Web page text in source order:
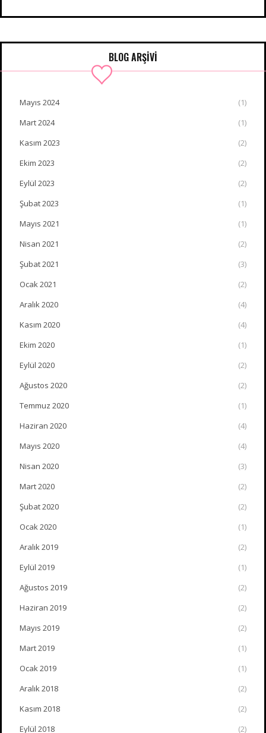
BLOG ARŞİVİ
Mayıs 2024
(1)
Mart 2024
(1)
Kasım 2023
(2)
Ekim 2023
(2)
Eylül 2023
(2)
Şubat 2023
(1)
Mayıs 2021
(1)
Nisan 2021
(2)
Şubat 2021
(3)
Ocak 2021
(2)
Aralık 2020
(4)
Kasım 2020
(4)
Ekim 2020
(1)
Eylül 2020
(2)
Ağustos 2020
(2)
Temmuz 2020
(1)
Haziran 2020
(4)
Mayıs 2020
(4)
Nisan 2020
(3)
Mart 2020
(2)
Şubat 2020
(2)
Ocak 2020
(1)
Aralık 2019
(2)
Eylül 2019
(1)
Ağustos 2019
(2)
Haziran 2019
(2)
Mayıs 2019
(2)
Mart 2019
(1)
Ocak 2019
(1)
Aralık 2018
(2)
Kasım 2018
(2)
Eylül 2018
(2)